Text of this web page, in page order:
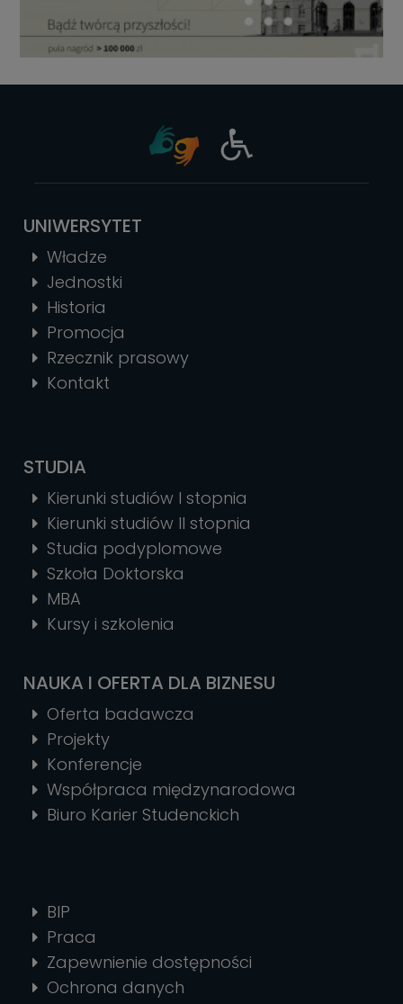
UNIWERSYTET
Władze
Jednostki
Historia
Promocja
Rzecznik prasowy
Kontakt
STUDIA
Kierunki studiów I stopnia
Kierunki studiów II stopnia
Studia podyplomowe
Szkoła Doktorska
MBA
Kursy i szkolenia
NAUKA I OFERTA DLA BIZNESU
Oferta badawcza
Projekty
Konferencje
Współpraca międzynarodowa
Biuro Karier Studenckich
BIP
Praca
Zapewnienie dostępności
Ochrona danych